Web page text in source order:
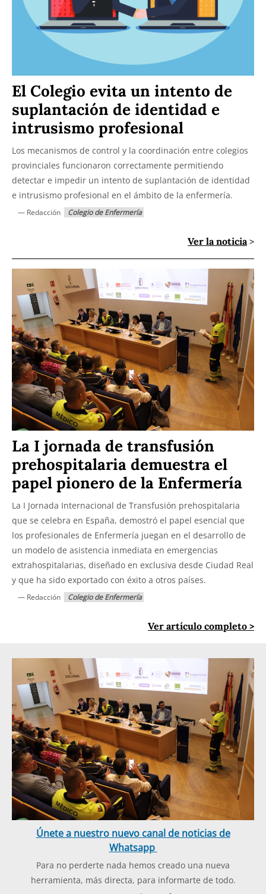
El Colegio evita un intento de
suplantación de identidad e
intrusismo profesional
Los mecanismos de control y la coordinación entre colegios
provinciales funcionaron correctamente permitiendo
detectar e impedir un intento de suplantación de identidad
e intrusismo profesional en el ámbito de la enfermería.
— Redacción Colegio de Enfermería
Ver la noticia>
La I jornada de transfusión
prehospitalaria demuestra el
papel pionero de la Enfermería
La I Jornada Internacional de Transfusión prehospitalaria
que se celebra en España, demostró el papel esencial que
los profesionales de Enfermería juegan en el desarrollo de
un modelo de asistencia inmediata en emergencias
extrahospitalarias, diseñado en exclusiva desde Ciudad Real
y que ha sido exportado con éxito a otros países.
— Redacción Colegio de Enfermería
Ver artículo completo >
Únete a nuestro nuevo canal de noticias de
Whatsapp
Para no perderte nada hemos creado una nueva
herramienta, más directa, para informarte de todo.